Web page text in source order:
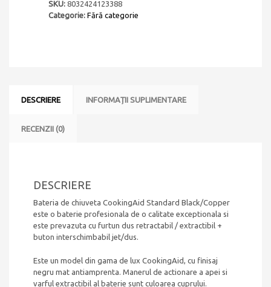
SKU: 8032424123388
Categorie: Fără categorie
DESCRIERE INFORMAȚII SUPLIMENTARE
RECENZII (0)
DESCRIERE
Bateria de chiuveta CookingAid Standard Black/Copper
este o baterie profesionala de o calitate exceptionala si
este prevazuta cu furtun dus retractabil / extractibil +
buton interschimbabil jet/dus.
Este un model din gama de lux CookingAid, cu finisaj
negru mat antiamprenta. Manerul de actionare a apei si
varful extractibil al baterie sunt culoarea cuprului.